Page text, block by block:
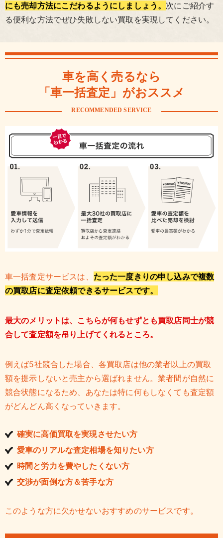
にも売却方法にこだわるようにしましょう。 次にご紹介す
る便利な方法でぜひ失敗しない買取を実現してください。
車を高く売るなら
「車一括査定」がおススメ
RECOMMENDED SERVICE
車一括査定サービスは、 たった一度きりの申し込みで複数
の買取店に査定依頼できるサービスです。
最大のメリットは、こちらが何もせずとも買取店同士が競
合して査定額を吊り上げてくれるところ。
例えば5社競合した場合、各買取店は他の業者以上の買取
額を提示しないと売主から選ばれません。業者間が自然に
競合状態になるため、あなたは特に何もしなくても査定額
がどんどん高くなっていきます。
確実に高価買取を実現させたい方
愛車のリアルな査定相場を知りたい方
時間と労力を費やしたくない方
交渉が面倒な方＆苦手な方
このような方に欠かせないおすすめのサービスです。